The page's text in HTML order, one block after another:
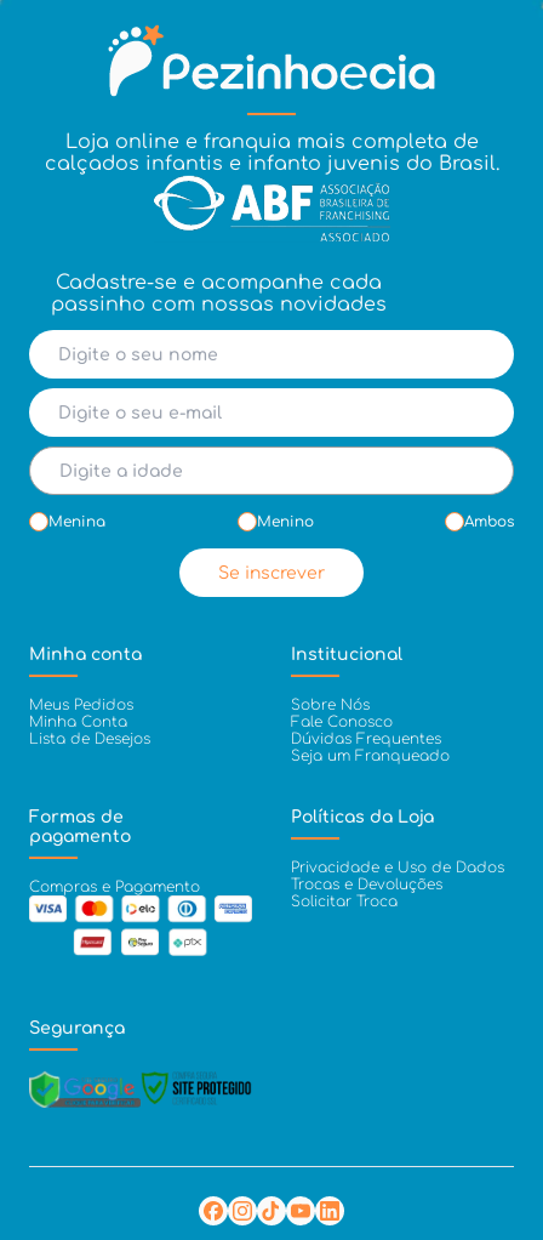
Loja online e franquia mais completa de
calçados infantis e infanto juvenis do Brasil.
Cadastre-se e acompanhe cada
passinho com nossas novidades
Menina Menino Ambos
Se inscrever
Minha conta
Meus Pedidos
Minha Conta
Lista de Desejos
Institucional
Sobre Nós
Fale Conosco
Dúvidas Frequentes
Seja um Franqueado
Formas de
pagamento
Compras e Pagamento
Políticas da Loja
Privacidade e Uso de Dados
Trocas e Devoluções
Solicitar Troca
Segurança